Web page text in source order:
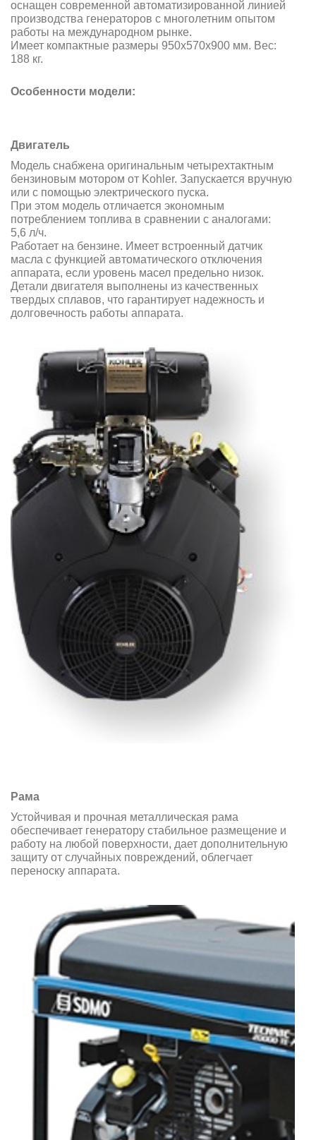
оснащен современной автоматизированной линией
производства генераторов с многолетним опытом
работы на международном рынке.
Имеет компактные размеры 950x570x900 мм. Вес:
188 кг.
Особенности модели:
Двигатель
Модель снабжена оригинальным четырехтактным
бензиновым мотором от Kohler. Запускается вручную
или с помощью электрического пуска.
При этом модель отличается экономным
потреблением топлива в сравнении с аналогами:
5,6 л/ч.
Работает на бензине. Имеет встроенный датчик
масла с функцией автоматического отключения
аппарата, если уровень масел предельно низок.
Детали двигателя выполнены из качественных
твердых сплавов, что гарантирует надежность и
долговечность работы аппарата.
Рама
Устойчивая и прочная металлическая рама
обеспечивает генератору стабильное размещение и
работу на любой поверхности, дает дополнительную
защиту от случайных повреждений, облегчает
переноску аппарата.